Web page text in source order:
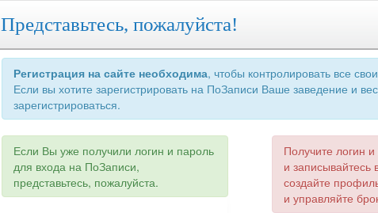
Представьтесь, пожалуйста!
Регистрация на сайте необходима, чтобы контролировать все
Если вы хотите зарегистрировать на ПоЗаписи Ваше заведение и
зарегистрироваться.
Если Вы уже получили логин и пароль
для входа на ПоЗаписи,
представьтесь, пожалуйста.
Получите логин
и записывайтесь
создайте
и управляйте